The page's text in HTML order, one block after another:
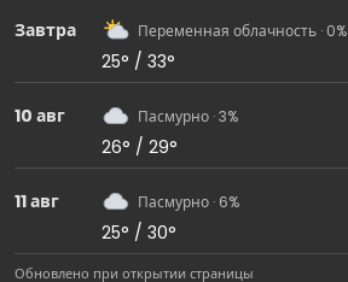
Завтра Переменная облачность · 0%
25° / 33°
10 авг Пасмурно · 3%
26° / 29°
11 авг Пасмурно · 6%
25° / 30°
Обновлено при открытии страницы